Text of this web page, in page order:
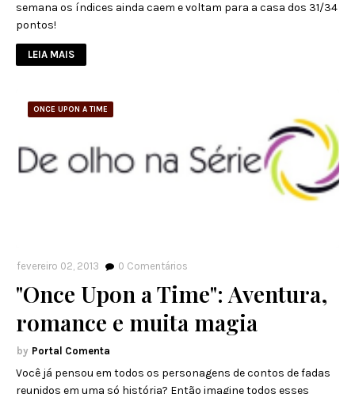
semana os índices ainda caem e voltam para a casa dos 31/34
pontos!
LEIA MAIS
ONCE UPON A TIME
fevereiro 02, 2013 0 Comentários
"Once Upon a Time": Aventura,
romance e muita magia
Portal Comenta
Você já pensou em todos os personagens de contos de fadas
reunidos em uma só história? Então imagine todos esses